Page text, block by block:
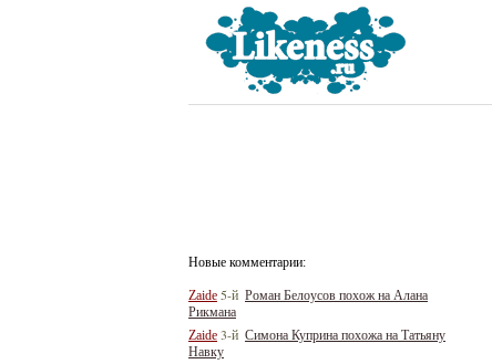
Новые комментарии:
Zaide 5-й Роман Белоусов похож на Алана
Рикмана
Zaide 3-й Симона Куприна похожа на Татьяну
Навку